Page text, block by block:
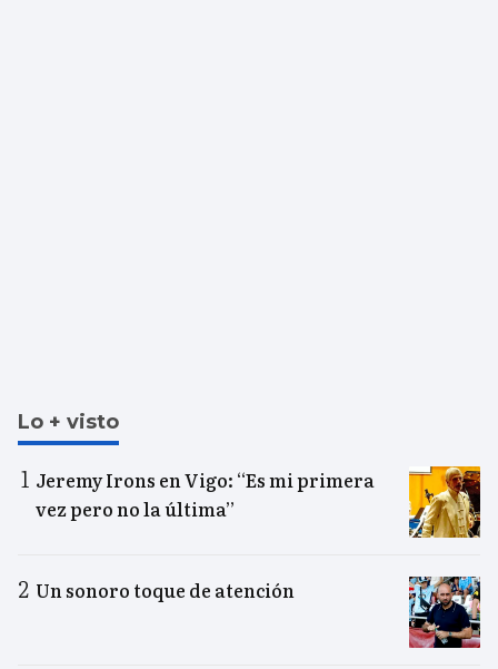
Lo + visto
Jeremy Irons en Vigo: “Es mi primera
vez pero no la última”
Un sonoro toque de atención